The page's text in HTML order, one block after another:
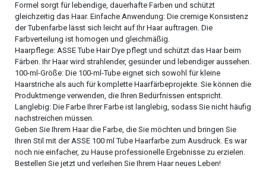
Formel sorgt für lebendige, dauerhafte Farben und schützt
gleichzeitig das Haar. Einfache Anwendung: Die cremige Konsistenz
der Tubenfarbe lässt sich leicht auf Ihr Haar auftragen. Die
Farbverteilung ist homogen und gleichmäßig.
Haarpflege: ASSE Tube Hair Dye pflegt und schützt das Haar beim
Färben. Ihr Haar wird strahlender, gesünder und lebendiger aussehen.
100-ml-Größe: Die 100-ml-Tube eignet sich sowohl für kleine
Haarstriche als auch für komplette Haarfärbeprojekte. Sie können die
Produktmenge verwenden, die Ihren Bedürfnissen entspricht.
Langlebig: Die Farbe Ihrer Farbe ist langlebig, sodass Sie nicht häufig
nachstreichen müssen.
Geben Sie Ihrem Haar die Farbe, die Sie möchten und bringen Sie
Ihren Stil mit der ASSE 100 ml Tube Haarfarbe zum Ausdruck. Es war
noch nie einfacher, zu Hause professionelle Ergebnisse zu erzielen.
Bestellen Sie jetzt und verleihen Sie Ihrem Haar neues Leben!